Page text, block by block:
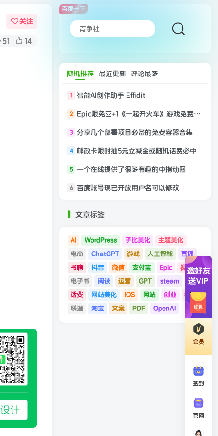
关注
51 14
百度一下
随机推荐 最近更新 评论最多
1 智能AI创作助手 Effidit
2 Epic限免喜+1《一起开火车》游戏免费领取
3 分享几个部署项目必备的免费容器合集
4 邮政卡限时抽5元立减金或随机话费必中
5 一个在线提供了很多有趣的中指动图
6 百度账号现已开放用户名可以修改
文章标签
AI WordPress 子比美化
主题美化
电商
ChatGPT 游戏 人工智能
直播
书籍
抖音 微信 支付宝 Epic
视频号
电子书
阅读 运营 GPT
steam
话费
网站美化 iOS 网站 创业
移动
联通
淘宝 文案 PDF OpenAI
会员
签到
官网